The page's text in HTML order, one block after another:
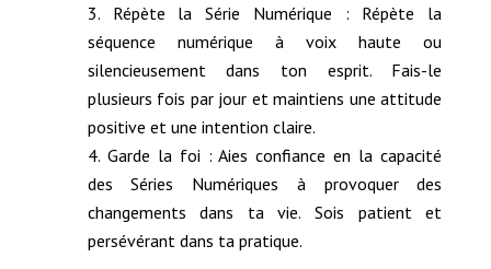
Répète la Série Numérique : Répète la
séquence numérique à voix haute ou
silencieusement dans ton esprit. Fais-le
plusieurs fois par jour et maintiens une attitude
positive et une intention claire.
Garde la foi : Aies confiance en la capacité
des Séries Numériques à provoquer des
changements dans ta vie. Sois patient et
persévérant dans ta pratique.